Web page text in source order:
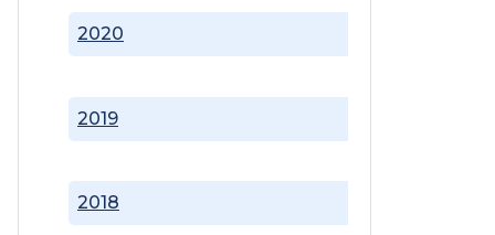
2018
2019
2020